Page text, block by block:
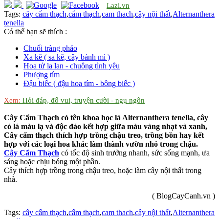
Lazi.vn
Tags: cây cẩm thạch,cẩm thạch,cam thach,cây nội thất,Alternanthera
tenella
Có thể bạn sẽ thích :
Chuối tràng pháo
Xa kê ( sa kê, cây bánh mì )
Hoa tử la lan - chuông tình yêu
Phượng tím
Đậu biếc ( đậu hoa tím - bông biếc )
Xem: Hỏi đáp, đố vui, truyện cười - ngụ ngôn
Cây Cẩm Thạch có tên khoa học là Alternanthera tenella, cây
có lá màu lạ và độc đáo kết hợp giữa màu vàng nhạt và xanh,
Cây cẩm thạch thích hợp trồng chậu treo, trồng bồn hay kết
hợp với các loại hoa khác làm thành vườn nhỏ trong chậu.
Cây Cẩm Thạch có tốc độ sinh trưởng nhanh, sức sống mạnh, ưa
sáng hoặc chịu bóng một phần.
Cây thích hợp trồng trong chậu treo, hoặc làm cây nội thất trong
nhà.
( BlogCayCanh.vn )
Tags: cây cẩm thạch,cẩm thạch,cam thach,cây nội thất,Alternanthera